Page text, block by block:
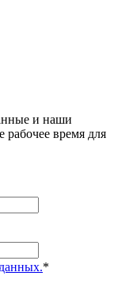
и наши
время для
*